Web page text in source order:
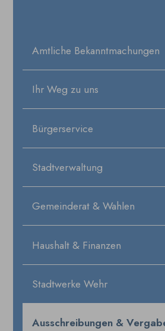
Amtliche Bekanntmachungen
Ihr Weg zu uns
Bürgerservice
Stadtverwaltung
Gemeinderat & Wahlen
Haushalt & Finanzen
Stadtwerke Wehr
Ausschreibungen &